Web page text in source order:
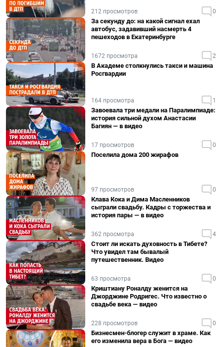
212 просмотров 0
За секунду до: на какой сигнал ехал
автобус, задавивший насмерть 4
пешеходов в Екатеринбурге
1672 просмотра 2
В Академе столкнулись такси и машина
Росгвардии
164 просмотра 1
Завоевала три медали на Паралимпиаде:
история сильной духом Анастасии
Багиян — в видео
17 просмотров 0
Поселила дома 200 жирафов
97 просмотров 0
Клава Кока и Дима Масленников
сыграли свадьбу. Кадры с торжества и
история пары — в видео
362 просмотра 4
Стоит ли искать духовность в Тибете?
Что увидел там бывалый
путешественник. Видео
63 просмотра 0
Криштиану Роналду женится на
Джорджине Родригес. Что известно о
свадьбе века — видео
228 просмотров 0
Бизнесмен-блогер служит в храме. Как
его изменила вера в Бога — видео